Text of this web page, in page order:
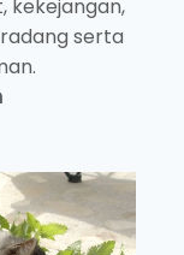
kekejangan,
serta